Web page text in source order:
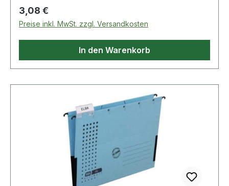
Regulärer Preis:
3,08 €
Preise inkl. MwSt. zzgl. Versandkosten
In den Warenkorb